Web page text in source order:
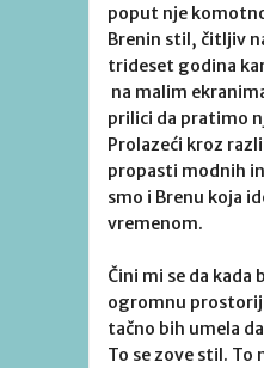
poput nje
Brenin stil, čitljiv
trideset godina
na malim
prilici da pratimo
Prolazeći kroz
propasti modnih
smo i Brenu koja
vremenom.
Čini mi se da kada
ogromnu
tačno bih umela
To se zove stil. To